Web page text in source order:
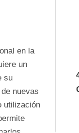
en la
un
su
nuevas
utilización